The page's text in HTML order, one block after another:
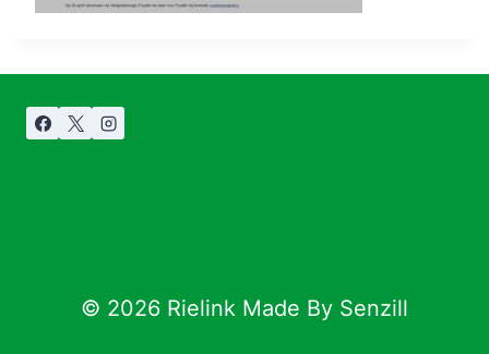
© 2026 Rielink Made By Senzill